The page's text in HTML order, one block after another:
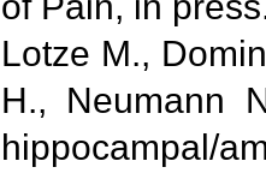
Lotze M.,
H., Neumann
hippocampal/